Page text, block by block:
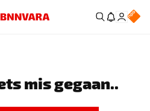
mis gegaan..